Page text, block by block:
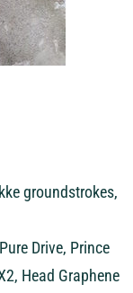
groundstrokes,
Drive, Prince
Head Graphene